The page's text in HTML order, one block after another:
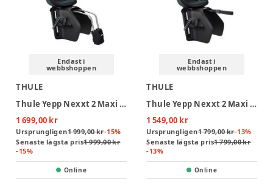
Endast i
webbshoppen
THULE
Thule Yepp Nexxt 2 Maxi Frame Mount Cykelsits - Dark Slate
1 699,00 kr
Ursprungligen1 999,00 kr-15%
Senaste lägsta pris1 999,00 kr
-15%
Online
Endast i
webbshoppen
THULE
Thule Yepp Nexxt 2 Maxi Rack Mount Cykelsits - Dark Slate
1 549,00 kr
Ursprungligen1 799,00 kr-13%
Senaste lägsta pris1 799,00 kr
-13%
Online